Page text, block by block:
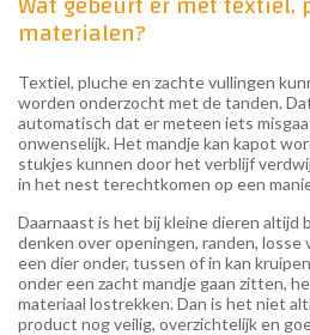
materialen?
Textiel, pluche en zachte vullingen
worden onderzocht met de tanden.
automatisch dat er meteen iets
onwenselijk. Het mandje kan kapot
stukjes kunnen door het verblijf
in het nest terechtkomen op een
Daarnaast is het bij kleine dieren altijd
denken over openingen, randen, losse
een dier onder, tussen of in kan
onder een zacht mandje gaan zitten,
materiaal lostrekken. Dan is het niet
product nog veilig, overzichtelijk en